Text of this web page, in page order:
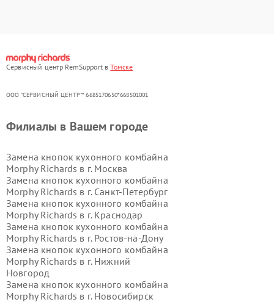
Сервисный центр RemSupport вТомске
ООО "СЕРВИСНЫЙ ЦЕНТР"* 6685170650*668501001
Филиалы в Вашем городе
Замена кнопок кухонного комбайна
Morphy Richards в г. Москва
Замена кнопок кухонного комбайна
Morphy Richards в г. Санкт-Петербург
Замена кнопок кухонного комбайна
Morphy Richards в г. Краснодар
Замена кнопок кухонного комбайна
Morphy Richards в г. Ростов-на-Дону
Замена кнопок кухонного комбайна
Morphy Richards в г. Нижний
Новгород
Замена кнопок кухонного комбайна
Morphy Richards в г. Новосибирск